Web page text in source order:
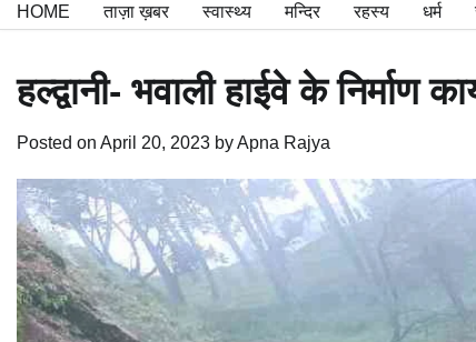
HOME ताज़ा ख़बर स्वास्थ्य मन्दिर रहस्य धर्म
हल्द्वानी- भवाली हाईवे के निर्माण
Posted on April 20, 2023 byApna Rajya